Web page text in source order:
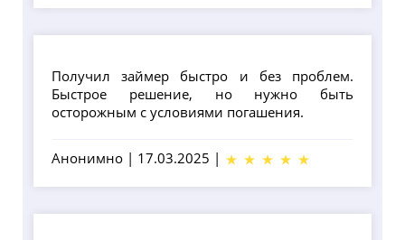
Получил займер быстро и без проблем.
Быстрое решение, но нужно быть
осторожным с условиями погашения.
Анонимно | 17.03.2025 |